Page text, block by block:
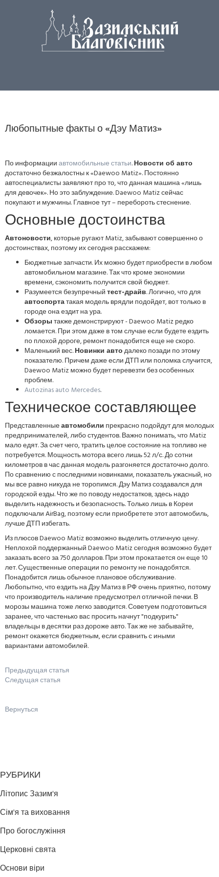
Любопытные факты о «Дэу Матиз»
По информацииавтомобильные статьи.Новости об авто
достаточно безжалостны к «Daewoo Matiz». Постоянно
автоспециалисты заявляют про то, что данная машина «лишь
для девочек». Но это заблуждение. Daewoo Matiz сейчас
покупают и мужчины. Главное тут – перебороть стеснение.
Основные достоинства
Автоновости, которые ругают Matiz, забывают совершенно о
достоинствах, поэтому их сегодня расскажем:
Бюджетные запчасти. Их можно будет приобрести в любом
автомобильном магазине. Так что кроме экономии
времени, сэкономить получится свой бюджет.
Разумеется безупречныйтест-драйв. Логично, что для
автоспортатакая модель врядли подойдет, вот только в
городе она ездит на ура.
Обзорытакже демонстрируют - Daewoo Matiz редко
ломается. При этом даже в том случае если будете ездить
по плохой дороге, ремонт понадобится еще не скоро.
Маленький вес.Новинки автодалеко позади по этому
показателю. Причем даже если ДТП или поломка случится,
Daewoo Matiz можно будет перевезти без особенных
проблем.
Autozinas auto Mercedes.
Техническое составляющее
Представленныеавтомобили прекрасно подойдут для молодых
предпринимателей, либо студентов. Важно понимать, что Matiz
мало едят. За счет чего, тратить целое состояние на топливо не
потребуется. Мощность мотора всего лишь 52 л/с. До сотни
километров в час данная модель разгоняется достаточно долго.
По сравнению с последними новинками, показатель ужасный, но
мы все равно никуда не торопимся. Дэу Матиз создавался для
городской езды. Что же по поводу недостатков, здесь надо
выделить надежность и безопасность. Только лишь в Кореи
подключали AirBag, поэтому если приобретете этот автомобиль,
лучше ДТП избегать.
Из плюсов Daewoo Matiz возможно выделить отличную цену.
Неплохой поддержанный Daewoo Matiz сегодня возможно будет
заказать всего за 750 долларов. При этом прокатается он еще 10
лет. Существенные операции по ремонту не понадобятся.
Понадобится лишь обычное плановое обслуживание.
Любопытно, что ездить на Дэу Матиз в РФ очень приятно, потому
что производитель наличие предусмотрел отличной печки. В
морозы машина тоже легко заводится. Советуем подготовиться
заранее, что частенько вас просить начнут "подкурить"
владельцы в десятки раз дороже авто. Так же не забывайте,
ремонт окажется бюджетным, если сравнить с иными
вариантами автомобилей.
Предыдущая статья
Следущая статья
Вернуться
РУБРИКИ
Літопис Зазим'я
Сім'я та виховання
Про богослужіння
Церковні свята
Основи віри